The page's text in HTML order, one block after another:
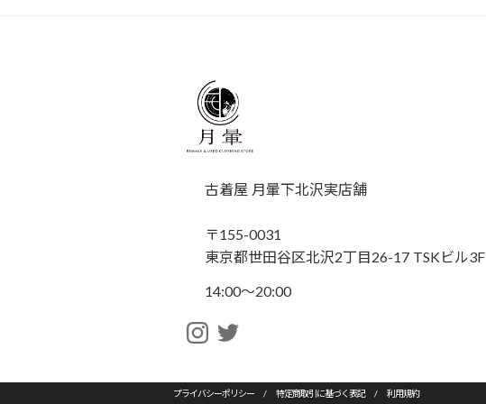
古着屋 月暈下北沢実店舗
〒155-0031
東京都世田谷区北沢2丁目26-17 TSKビル3F
14:00〜20:00
プライバシーポリシー / 特定商取引に基づく表記 / 利用規約